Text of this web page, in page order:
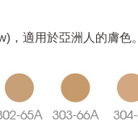
，適用於亞洲人的膚色。